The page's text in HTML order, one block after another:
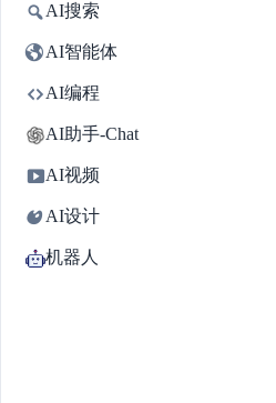
AI搜索
AI智能体
AI编程
AI助手-Chat
AI视频
AI设计
机器人